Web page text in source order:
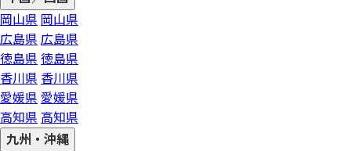
岡山県 岡山県
広島県 広島県
徳島県 徳島県
香川県 香川県
愛媛県 愛媛県
高知県 高知県
九州・沖縄